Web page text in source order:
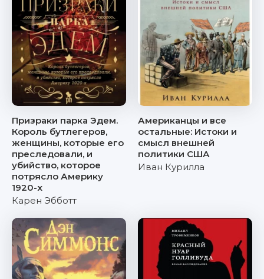
Призраки парка Эдем.
Король бутлегеров,
женщины, которые его
преследовали, и
убийство, которое
потрясло Америку
1920-х
Карен Эбботт
Американцы и все
остальные: Истоки и
смысл внешней
политики США
Иван Курилла